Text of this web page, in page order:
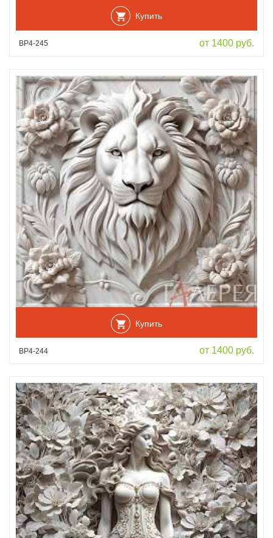
Купить
ВР4-245 от 1400 руб.
Купить
ВР4-244 от 1400 руб.